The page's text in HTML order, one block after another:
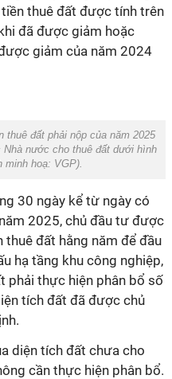
thuê đất được tính trên
đã được giảm hoặc
giảm của năm 2024
thuê đất phải nộp của năm 2025
nước cho thuê đất dưới hình
minh hoạ: VGP).
30 ngày kể từ ngày có
2025, chủ đầu tư được
đất hằng năm để đầu
hạ tầng khu công nghiệp,
phải thực hiện phân bổ số
tích đất đã được chủ
diện tích đất chưa cho
cần thực hiện phân bổ.